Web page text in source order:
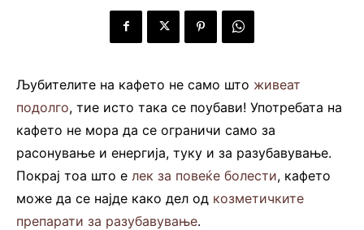
Љубителите на кафето не само што живеат
подолго, тие исто така се поубави! Употребата на
кафето не мора да се ограничи само за
расонување и енергија, туку и за разубавување.
Покрај тоа што е лек за повеќе болести, кафето
може да се најде како дел од козметичките
препарати за разубавување.